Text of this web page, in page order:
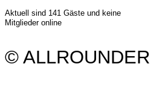
Aktuell sind 141 Gäste und keine
Mitglieder online
© ALLROUNDER